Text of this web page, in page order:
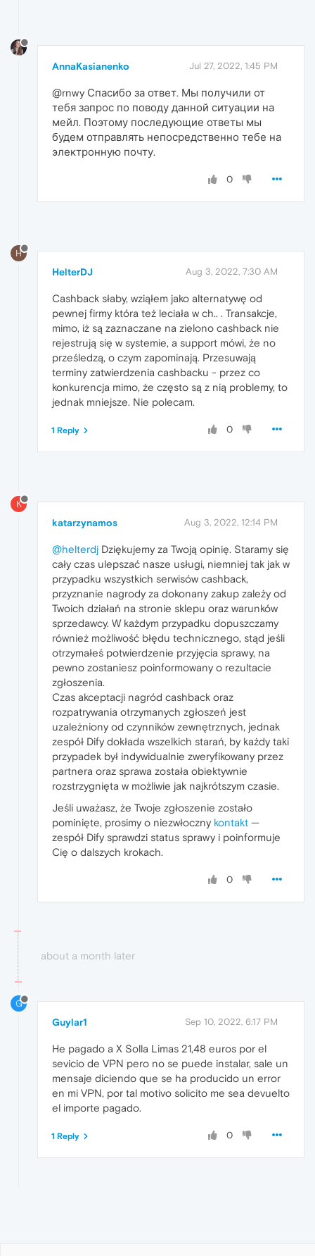
AnnaKasianenko Jul 27, 2022, 1:45 PM
@rnwy Спасибо за ответ. Мы получили от
тебя запрос по поводу данной ситуации на
мейл. Поэтому последующие ответы мы
будем отправлять непосредственно тебе на
электронную почту.
0
H
HelterDJ Aug 3, 2022, 7:30 AM
Cashback słaby, wziąłem jako alternatywę od
pewnej firmy która też leciała w ch.. . Transakcje,
mimo, iż są zaznaczane na zielono cashback nie
rejestrują się w systemie, a support mówi, że no
prześledzą, o czym zapominają. Przesuwają
terminy zatwierdzenia cashbacku - przez co
konkurencja mimo, że często są z nią problemy, to
jednak mniejsze. Nie polecam.
0
1 Reply
K
katarzynamos Aug 3, 2022, 12:14 PM
@helterdj Dziękujemy za Twoją opinię. Staramy się
cały czas ulepszać nasze usługi, niemniej tak jak w
przypadku wszystkich serwisów cashback,
przyznanie nagrody za dokonany zakup zależy od
Twoich działań na stronie sklepu oraz warunków
sprzedawcy. W każdym przypadku dopuszczamy
również możliwość błędu technicznego, stąd jeśli
otrzymałeś potwierdzenie przyjęcia sprawy, na
pewno zostaniesz poinformowany o rezultacie
zgłoszenia.
Czas akceptacji nagród cashback oraz
rozpatrywania otrzymanych zgłoszeń jest
uzależniony od czynników zewnętrznych, jednak
zespół Dify dokłada wszelkich starań, by każdy taki
przypadek był indywidualnie zweryfikowany przez
partnera oraz sprawa została obiektywnie
rozstrzygnięta w możliwie jak najkrótszym czasie.
Jeśli uważasz, że Twoje zgłoszenie zostało
pominięte, prosimy o niezwłoczny kontakt —
zespół Dify sprawdzi status sprawy i poinformuje
Cię o dalszych krokach.
0
about a month later
G
Guylar1 Sep 10, 2022, 6:17 PM
He pagado a X Solla Limas 21,48 euros por el
sevicio de VPN pero no se puede instalar, sale un
mensaje diciendo que se ha producido un error
en mi VPN, por tal motivo solicito me sea devuelto
el importe pagado.
0
1 Reply